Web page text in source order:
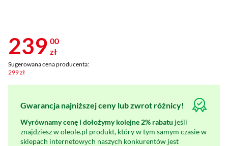
239 00
zł
Sugerowana cena producenta:
299 zł
Gwarancja najniższej ceny lub zwrot różnicy!
Wyrównamy cenę i dołożymy kolejne 2% rabatu jeśli
znajdziesz w oleole.pl produkt, który w tym samym czasie w
sklepach internetowych naszych konkurentów jest